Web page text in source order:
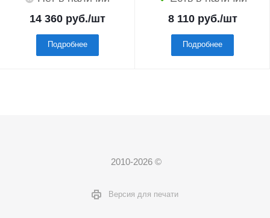
14 360 руб./шт
Подробнее
8 110руб./шт
Подробнее
2010-2026 ©
Версия для печати